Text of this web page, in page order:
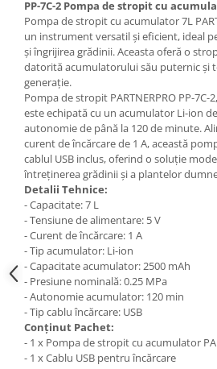
Nivela de masurat
Pistoale de impact electrice si
pneumatice
Pistoale de vopsit
Prelungitoare
Polizoare electrice de banc si
unghiulare
Rindele si freze pentru lemn
Redresoare auto - roboti de
pornire
Suflante cu aer cald
Scari metalice
Strungurii
Scule cu acumulator
Scule pentru electricieni
Hote Telescopice
Hote Traditionale
Hote Incorporabile
Hote Country
Hote Insula
Hote Cupolare
Accesorii, consumabile hote
Masini de tocat carne
Masini de carnati ( CARNATARI )
Masini de spalat vase
Masini de spalat vase incorporabile
Masini de spalat vase
independente
Masini de spalat rufe
Masini de spalat rufe frontale
Masini de spalat rufe verticale
Masini de spalat rufe incorporabile
PP-7C-2 Pompa de stropit cu
Pompa de stropit cu acumulator 7L
un instrument versatil și eficient, ideal
și îngrijirea grădinii. Aceasta oferă o
datorită acumulatorului său puternic și
generație.
Pompa de stropit PARTNERPRO PP-
este echipată cu un acumulator Li-ion
autonomie de până la 120 de minute.
curent de încărcare de 1 A, această
cablul USB inclus, oferind o soluție
întreținerea grădinii și a plantelor
Detalii Tehnice:
- Capacitate: 7 L
- Tensiune de alimentare: 5 V
- Curent de încărcare: 1 A
- Tip acumulator: Li-ion
- Capacitate acumulator: 2500 mAh
- Presiune nominală: 0.25 MPa
- Autonomie acumulator: 120 min
- Tip cablu încărcare: USB
Conținut Pachet:
- 1 x Pompa de stropit cu acumulator
- 1 x Cablu USB pentru încărcare